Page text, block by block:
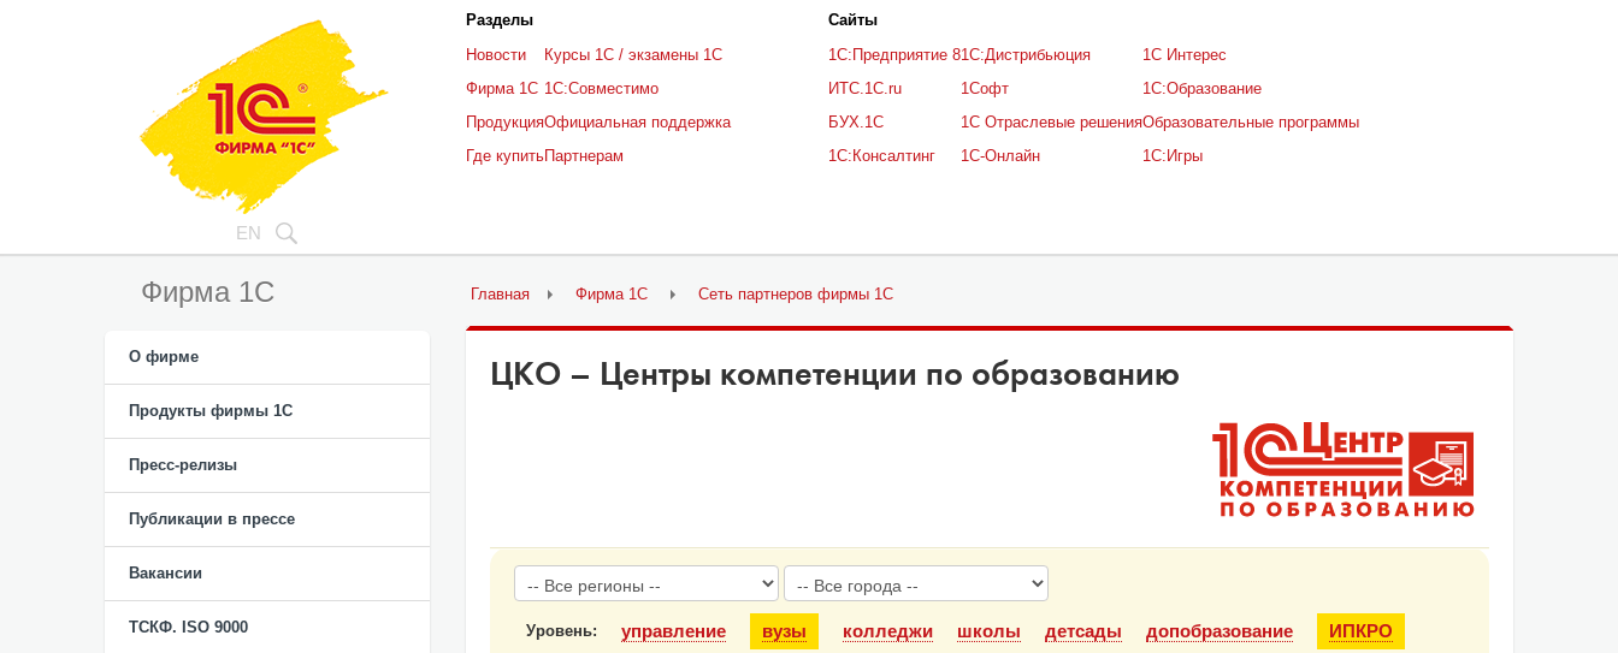
EN
Разделы
Новости
Фирма 1С
Продукция
Где купить
Курсы 1С / экзамены 1С
1С:Совместимо
Официальная поддержка
Партнерам
Cайты
1С:Предприятие 8
ИТС.1C.ru
БУХ.1С
1С:Консалтинг
1С:Дистрибьюция
1Софт
1С Отраслевые решения
1С-Онлайн
1С Интерес
1С:Образование
Образовательные программы
1С:Игры
Фирма 1С
О фирме
Продукты фирмы 1C
Пресс-релизы
Публикации в прессе
Вакансии
ТСКФ. ISO 9000
Главная Фирма 1С Сеть партнеров фирмы 1С
ЦКО – Центры компетенции по образованию
Уровень: управление вузы колледжи школы детсады допобразование ИПКРО